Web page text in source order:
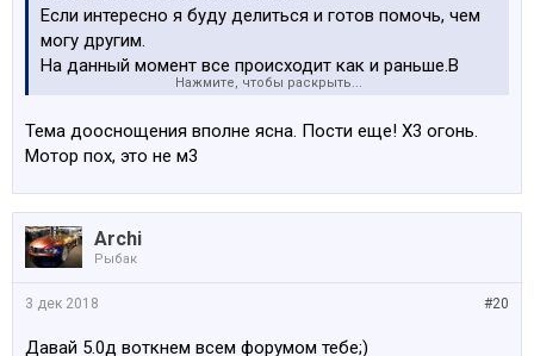
S534A
Автоматическая система кондиционирования
S548A
S552A
Адаптивная светодиодная фара
LED Nebelscheinwerfer
S5ACA
Автоматическое включение дальнего света
Active Protection
Active Guard
Если интересно я буду делиться и готов помочь, чем
могу другим.
На данный момент все происходит как и раньше.В
теме по Е90 и F25 все было тоже самое.Мотор не тот,а
Бред короче.У нас на форуме полно людей кто любит
и делает тоже самое ,что и я.На разных
машинах,сериях..
Вопрос в другом почему они все молчат?Ответ
очевиден.Здесь мало кому это интересно.
Нажмите, чтобы раскрыть...
Тема дооснощения вполне ясна. Пости еще! Х3 огонь.
Мотор пох, это не м3
Archi
Рыбак
#20
3 дек 2018
Давай 5.0д воткнем всем форумом тебе;)